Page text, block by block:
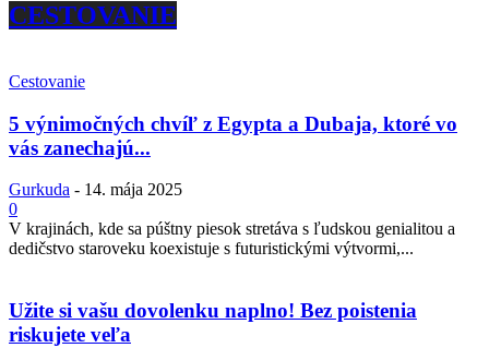
CESTOVANIE
Cestovanie
5 výnimočných chvíľ z Egypta a Dubaja, ktoré vo
vás zanechajú...
Gurkuda - 14. mája 2025
0
V krajinách, kde sa púštny piesok stretáva s ľudskou genialitou a
dedičstvo staroveku koexistuje s futuristickými výtvormi,...
Užite si vašu dovolenku naplno! Bez poistenia
riskujete veľa